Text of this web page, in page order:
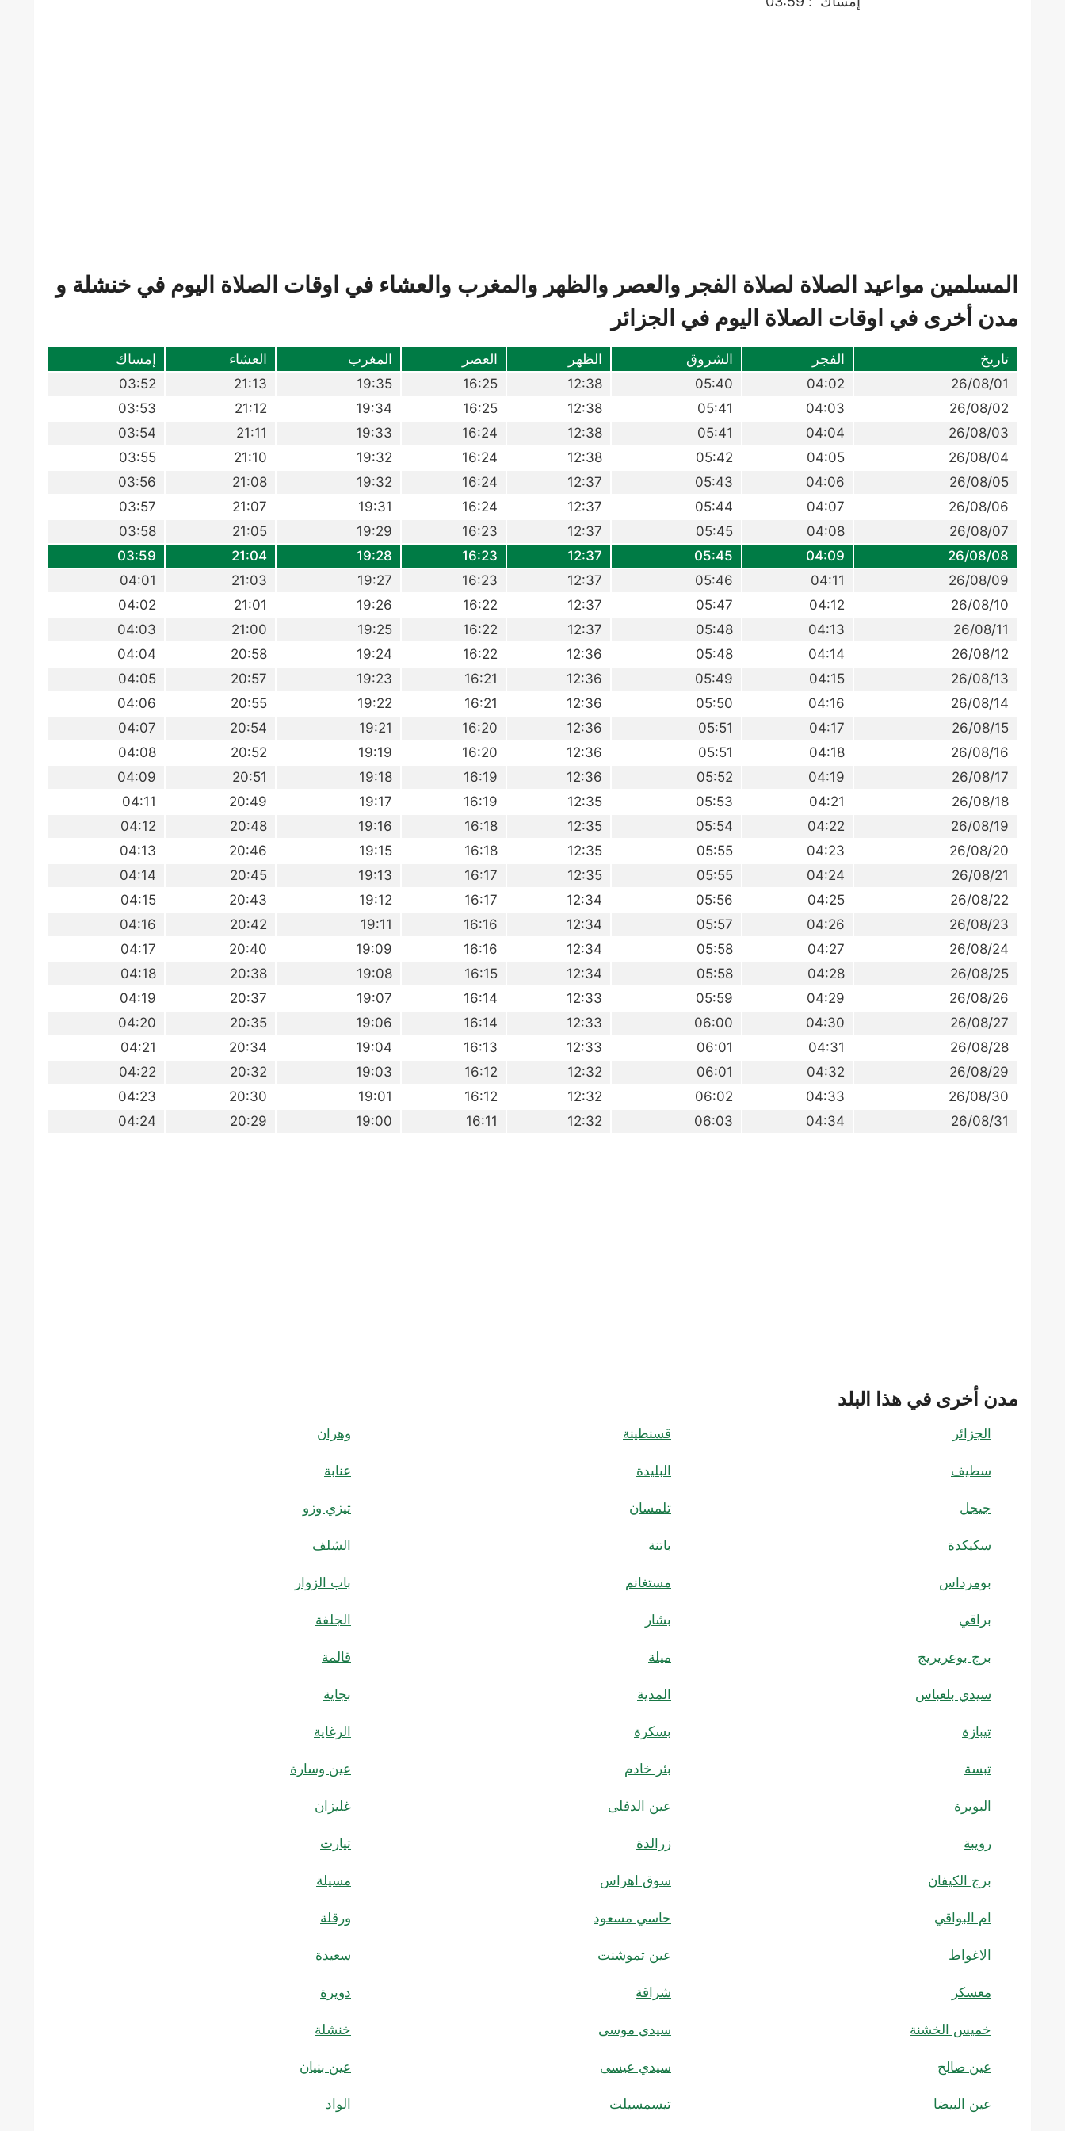
المسلمين مواعيد الصلاة لصلاة الفجر والعصر والظهر والمغرب والعشاء في اوقات الصلاة اليوم في خنشلة و
مدن أخرى في اوقات الصلاة اليوم في الجزائر
تاريخ الفجر الشروق الظهر العصر المغرب العشاء إمساك
26/08/01
04:02
05:40
12:38
16:25
19:35
21:13
03:52
26/08/02
04:03
05:41
12:38
16:25
19:34
21:12
03:53
26/08/03
04:04
05:41
12:38
16:24
19:33
21:11
03:54
26/08/04
04:05
05:42
12:38
16:24
19:32
21:10
03:55
26/08/05
04:06
05:43
12:37
16:24
19:32
21:08
03:56
26/08/06
04:07
05:44
12:37
16:24
19:31
21:07
03:57
26/08/07
04:08
05:45
12:37
16:23
19:29
21:05
03:58
26/08/08
04:09
05:45
12:37
16:23
19:28
21:04
03:59
26/08/09
04:11
05:46
12:37
16:23
19:27
21:03
04:01
26/08/10
04:12
05:47
12:37
16:22
19:26
21:01
04:02
26/08/11
04:13
05:48
12:37
16:22
19:25
21:00
04:03
26/08/12
04:14
05:48
12:36
16:22
19:24
20:58
04:04
26/08/13
04:15
05:49
12:36
16:21
19:23
20:57
04:05
26/08/14
04:16
05:50
12:36
16:21
19:22
20:55
04:06
26/08/15
04:17
05:51
12:36
16:20
19:21
20:54
04:07
26/08/16
04:18
05:51
12:36
16:20
19:19
20:52
04:08
26/08/17
04:19
05:52
12:36
16:19
19:18
20:51
04:09
26/08/18
04:21
05:53
12:35
16:19
19:17
20:49
04:11
26/08/19
04:22
05:54
12:35
16:18
19:16
20:48
04:12
26/08/20
04:23
05:55
12:35
16:18
19:15
20:46
04:13
26/08/21
04:24
05:55
12:35
16:17
19:13
20:45
04:14
26/08/22
04:25
05:56
12:34
16:17
19:12
20:43
04:15
26/08/23
04:26
05:57
12:34
16:16
19:11
20:42
04:16
26/08/24
04:27
05:58
12:34
16:16
19:09
20:40
04:17
26/08/25
04:28
05:58
12:34
16:15
19:08
20:38
04:18
26/08/26
04:29
05:59
12:33
16:14
19:07
20:37
04:19
26/08/27
04:30
06:00
12:33
16:14
19:06
20:35
04:20
26/08/28
04:31
06:01
12:33
16:13
19:04
20:34
04:21
26/08/29
04:32
06:01
12:32
16:12
19:03
20:32
04:22
26/08/30
04:33
06:02
12:32
16:12
19:01
20:30
04:23
26/08/31
04:34
06:03
12:32
16:11
19:00
20:29
04:24
مدن أخرى في هذا البلد
الجزائر قسنطينة وهران
سطيف البليدة عنابة
جيجل تلمسان تيزي وزو
سكيكدة باتنة الشلف
بومرداس مستغانم باب الزوار
براقي بشار الجلفة
برج بوعريريج ميلة قالمة
سيدي بلعباس المدية بجاية
تيبازة بسكرة الرغاية
تبسة بئر خادم عين وسارة
البويرة عين الدفلى غليزان
رويبة زرالدة تيارت
برج الكيفان سوق اهراس مسيلة
ام البواقي حاسي مسعود ورقلة
الاغواط عين تموشنت سعيدة
معسكر شراقة دويرة
خميس الخشنة سيدي موسى خنشلة
عين صالح سيدي عيسى عين بنيان
عين البيضا تيسمسيلت الواد